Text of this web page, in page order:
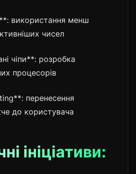
використання менш
чисел
чіпи**: розробка
процесорів
перенесення
до користувача
ініціативи: